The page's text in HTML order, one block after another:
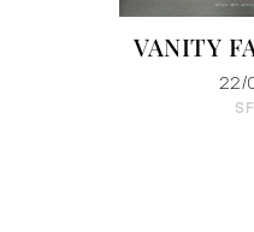
VANITY
22/